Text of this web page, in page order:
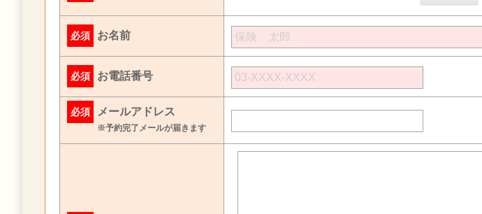
必須 お名前
必須 お電話番号
必須 メールアドレス
※予約完了メールが届きます